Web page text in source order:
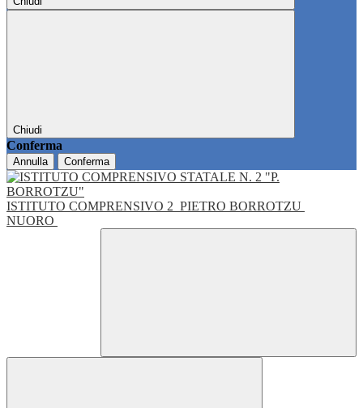
Chiudi
Conferma
Annulla Conferma
ISTITUTO COMPRENSIVO 2 PIETRO BORROTZU
NUORO